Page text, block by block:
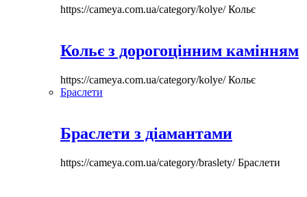
https://cameya.com.ua/category/kolye/Кольє
Кольє з дорогоцінним камінням
https://cameya.com.ua/category/kolye/Кольє
Браслети
Браслети з діамантами
https://cameya.com.ua/category/braslety/Браслети